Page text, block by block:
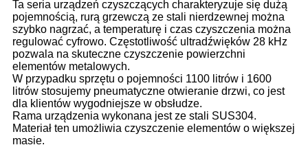
Ta seria urządzeń czyszczących charakteryzuje się dużą
pojemnością, rurą grzewczą ze stali nierdzewnej można
szybko nagrzać, a temperaturę i czas czyszczenia można
regulować cyfrowo. Częstotliwość ultradźwięków 28 kHz
pozwala na skuteczne czyszczenie powierzchni
elementów metalowych.
W przypadku sprzętu o pojemności 1100 litrów i 1600
litrów stosujemy pneumatyczne otwieranie drzwi, co jest
dla klientów wygodniejsze w obsłudze.
Rama urządzenia wykonana jest ze stali SUS304.
Materiał ten umożliwia czyszczenie elementów o większej
masie.